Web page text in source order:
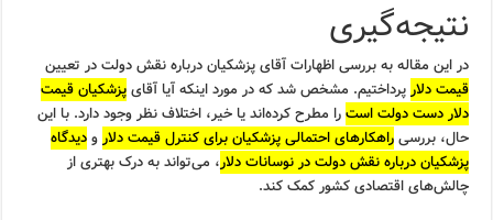
نتیجه‌گیری
در این مقاله به بررسی اظهارات آقای پزشکیان درباره نقش دولت در تعیین
قیمت دلارپرداختیم. مشخص شد که در مورد اینکه آیا آقایپزشکیان قیمت
دلار دست دولت استرا مطرح کرده‌اند یا خیر، اختلاف نظر وجود دارد. با این
حال، بررسیراهکارهای احتمالی پزشکیان برای کنترل قیمت دلارودیدگاه
پزشکیان درباره نقش دولت در نوسانات دلار، می‌تواند به درک بهتری از
چالش‌های اقتصادی کشور کمک کند.